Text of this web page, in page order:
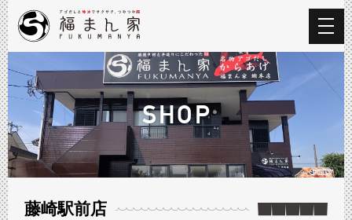
SHOP
藤崎駅前店